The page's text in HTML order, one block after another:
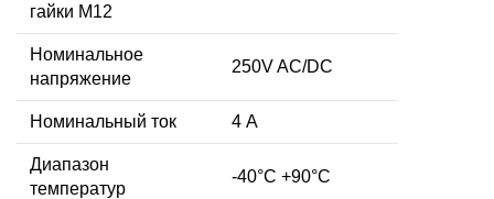
гайки M12
Номинальное
напряжение
250V AC/DC
Номинальный ток 4 А
Диапазон
температур
-40°C +90°C